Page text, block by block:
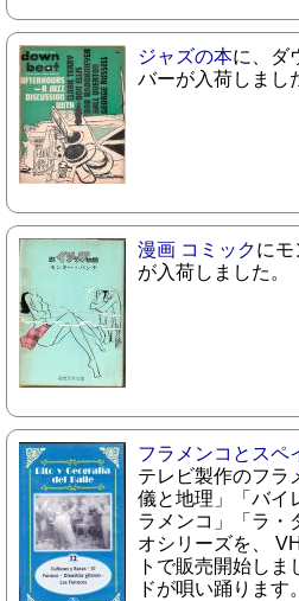
ジャズの本に、ダ
バーが入荷しまし
漫画 コミックにモ
が入荷しました。
フラメンコとスペ
テレビ製作のフラ
儀と地理」「バイ
ラメンコ」「ラ・
オシリーズを、
トで販売開始し
ドが唄い踊ります